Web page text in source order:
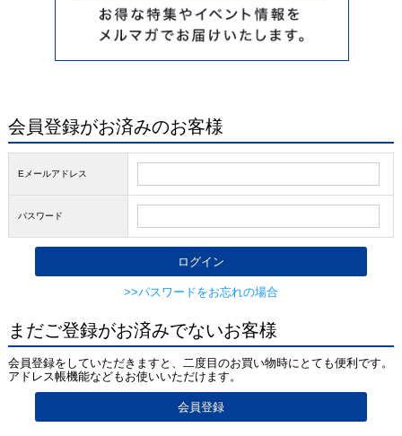
会員登録がお済みのお客様
Eメールアドレス
パスワード
>>パスワードをお忘れの場合
まだご登録がお済みでないお客様
会員登録をしていただきますと、二度目のお買い物時にとても便利です。
アドレス帳機能などもお使いいただけます。